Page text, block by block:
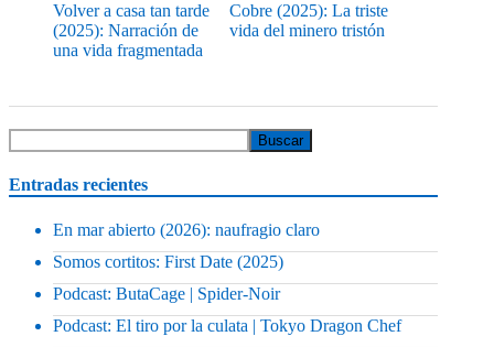
Volver a casa tan tarde
(2025): Narración de
una vida fragmentada
Cobre (2025): La triste
vida del minero tristón
Entradas recientes
En mar abierto (2026): naufragio claro
Somos cortitos: First Date (2025)
Podcast: ButaCage | Spider-Noir
Podcast: El tiro por la culata | Tokyo Dragon Chef